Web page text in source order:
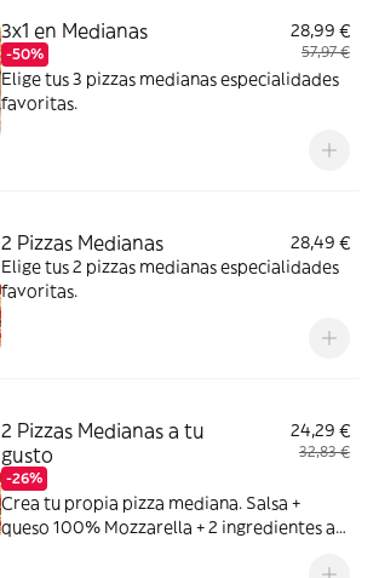
3x1 en Medianas
-50%
28,99 €
57,97 €
Elige tus 3 pizzas medianas especialidades
favoritas.
2 Pizzas Medianas
28,49 €
Elige tus 2 pizzas medianas especialidades
favoritas.
2 Pizzas Medianas a tu
gusto
-26%
24,29 €
32,83 €
Crea tu propia pizza mediana. Salsa +
queso 100% Mozzarella + 2 ingredientes a